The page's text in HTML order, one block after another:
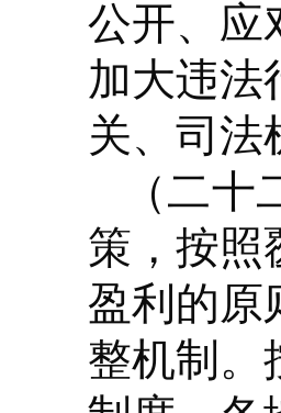
公开、应
加大违法
关、司法
（二
策，按照
盈利的原
整机制。